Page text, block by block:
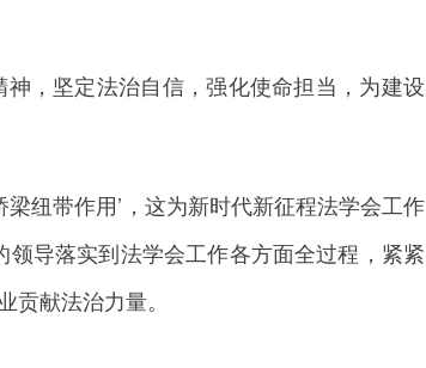
，坚定法治自信，强化使命担当，为建设
纽带作用’，这为新时代新征程法学会工作
导落实到法学会工作各方面全过程，紧紧
献法治力量。